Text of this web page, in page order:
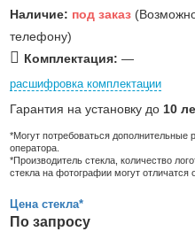
Наличие: под заказ
телефону)
Комплектация: —
расшифровка комплектации
Гарантия на установку до 10
*Могут потребоваться
оператора.
*Производитель стекла, количество
стекла на фотографии могут отличатся
Цена стекла*
По запросу